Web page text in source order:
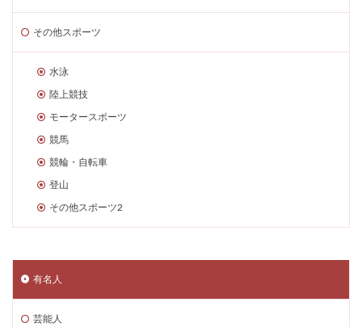
その他スポーツ
水泳
陸上競技
モータースポーツ
競馬
競輪・自転車
登山
その他スポーツ2
有名人
芸能人